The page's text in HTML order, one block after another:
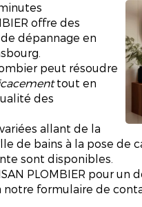
offre des
dépannage en
peut résoudre
tout en
des
allant de la
de bains à la pose de
sont disponibles.
PLOMBIER pour un
notre formulaire de